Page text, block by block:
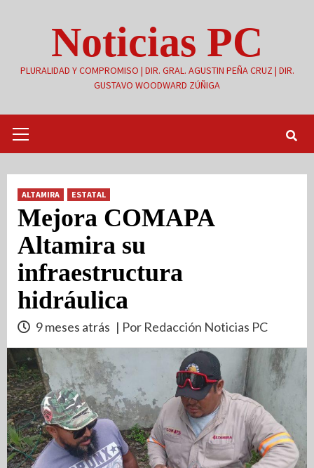
Noticias PC
PLURALIDAD Y COMPROMISO | DIR. GRAL. AGUSTIN PEÑA CRUZ | DIR.
GUSTAVO WOODWARD ZÚÑIGA
primario
ALTAMIRA ESTATAL
Mejora COMAPA
Altamira su
infraestructura
hidráulica
9 meses atrás | Por Redacción Noticias PC